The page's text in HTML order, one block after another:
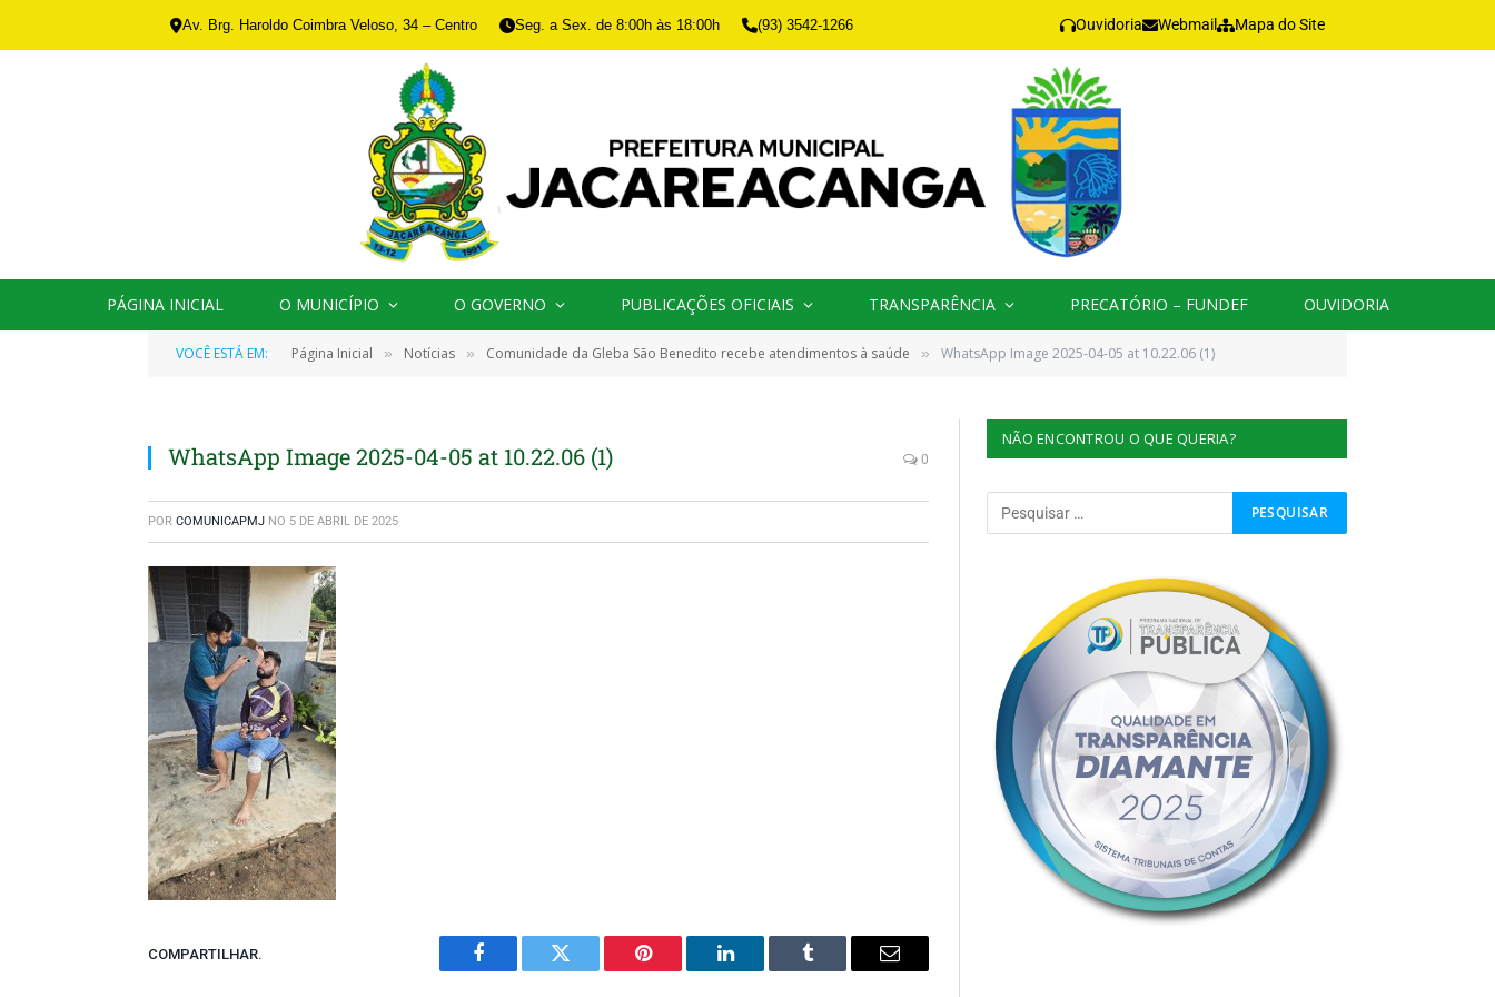
Av. Brg. Haroldo Coimbra Veloso, 34 – Centro Seg. a Sex. de 8:00h às 18:00h (93) 3542-1266 Ouvidoria Webmail Mapa do Site
PÁGINA INICIAL O MUNICÍPIO O GOVERNO PUBLICAÇÕES OFICIAIS TRANSPARÊNCIA PRECATÓRIO – FUNDEF OUVIDORIA
VOCÊ ESTÁ EM: Página Inicial » Notícias » Comunidade da Gleba São Benedito recebe atendimentos à saúde » WhatsApp Image 2025-04-05 at 10.22.06 (1)
WhatsApp Image 2025-04-05 at 10.22.06 (1) 0
POR COMUNICAPMJ NO 5 DE ABRIL DE 2025
COMPARTILHAR.
Facebook Twitter Pinterest
O
Tumblr
E-
NÃO ENCONTROU O QUE QUERIA?